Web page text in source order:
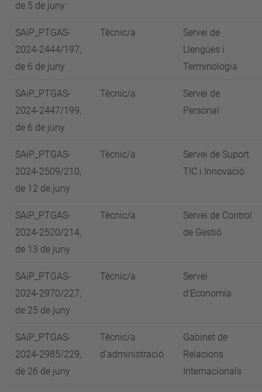
de 5 de juny
SAiP_PTGAS-
2024-2444/197,
de 6 de juny
Tècnic/a
Servei de
Llengües i
Terminologia
SAiP_PTGAS-
2024-2447/199,
de 6 de juny
Tècnic/a
Servei de
Personal
SAiP_PTGAS-
2024-2509/210,
de 12 de juny
Tècnic/a
Servei de Suport
TIC i Innovació
SAiP_PTGAS-
2024-2520/214,
de 13 de juny
Tècnic/a
Servei de Control
de Gestió
SAiP_PTGAS-
2024-2970/227,
de 25 de juny
Tècnic/a
Servei
d'Economia
SAiP_PTGAS-
2024-2985/229,
de 26 de juny
Tècnic/a
d'administració
Gabinet de
Relacions
Internacionals